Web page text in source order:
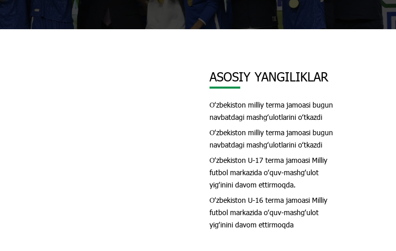
ASOSIY YANGILIKLAR
Oʻzbekiston milliy terma jamoasi bugun
navbatdagi mashgʻulotlarini oʻtkazdi
Oʻzbekiston milliy terma jamoasi bugun
navbatdagi mashgʻulotlarini oʻtkazdi
Oʻzbekiston U-17 terma jamoasi Milliy
futbol markazida oʻquv-mashgʻulot
yigʻinini davom ettirmoqda.
Oʻzbekiston U-16 terma jamoasi Milliy
futbol markazida oʻquv-mashgʻulot
yigʻinini davom ettirmoqda